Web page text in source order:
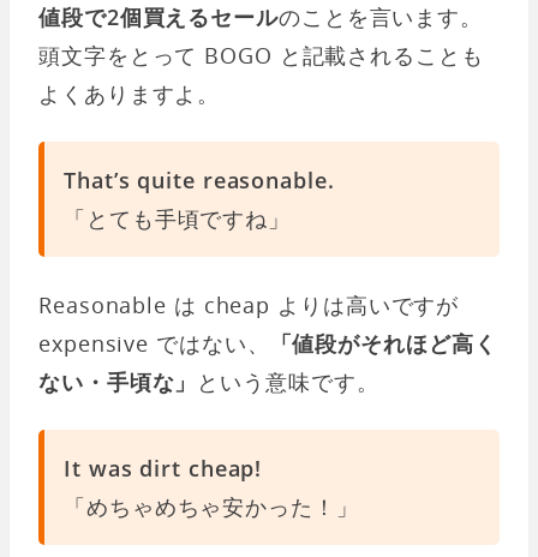
値段で2個買えるセールのことを言います。
頭文字をとって BOGO と記載されることも
よくありますよ。
That’s quite reasonable.
「とても手頃ですね」
Reasonable は cheap よりは高いですが
expensive ではない、
「値段がそれほど高く
ない・手頃な」 という意味です。
It was dirt cheap!
「めちゃめちゃ安かった！」